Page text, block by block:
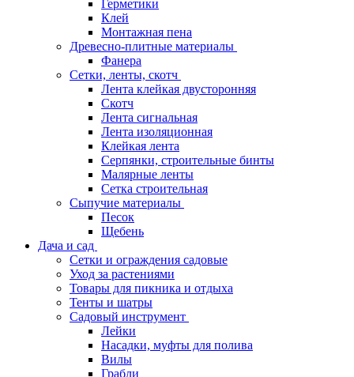
Герметики
Клей
Монтажная пена
Древесно-плитные материалы
Фанера
Сетки, ленты, скотч
Лента клейкая двусторонняя
Скотч
Лента сигнальная
Лента изоляционная
Клейкая лента
Серпянки, строительные бинты
Малярные ленты
Сетка строительная
Сыпучие материалы
Песок
Щебень
Дача и сад
Сетки и ограждения садовые
Уход за растениями
Товары для пикника и отдыха
Тенты и шатры
Садовый инструмент
Лейки
Насадки, муфты для полива
Вилы
Грабли